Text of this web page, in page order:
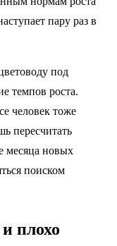
пару раз в
под
темпов роста.
человек тоже
пересчитать
месяца новых
поиском
плохо